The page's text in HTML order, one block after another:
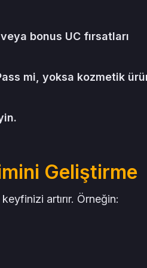
bonus UC fırsatları
mi, yoksa kozmetik
Geliştirme
artırır. Örneğin: